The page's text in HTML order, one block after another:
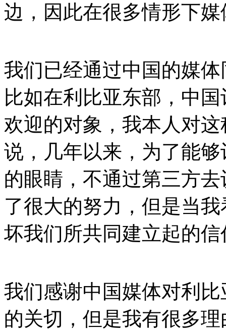
边，因此在很多情形下
我们已经通过中国的媒
比如在利比亚东部，中
欢迎的对象，我本人对
说，几年以来，为了能
的眼睛，不通过第三方
了很大的努力，但是当
坏我们所共同建立起的
我们感谢中国媒体对利
的关切，但是我有很多